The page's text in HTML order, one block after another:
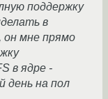
поддержку
в
он мне прямо
в ядре -
день на пол